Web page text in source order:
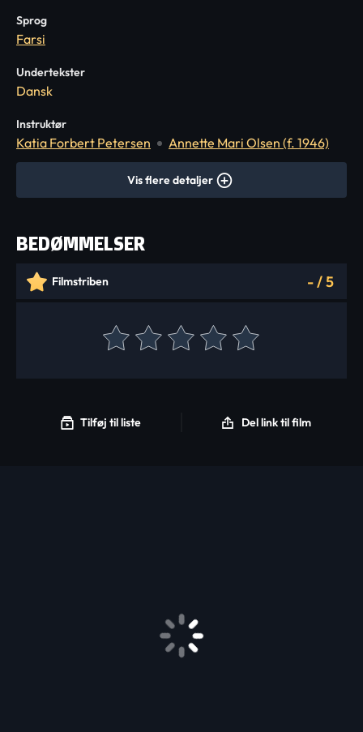
Sprog
Farsi
Undertekster
Dansk
Instruktør
Katia Forbert Petersen Annette Mari Olsen (f. 1946)
Vis flere detaljer
BEDØMMELSER
Filmstriben -/5
Tilføj til liste Del link til film